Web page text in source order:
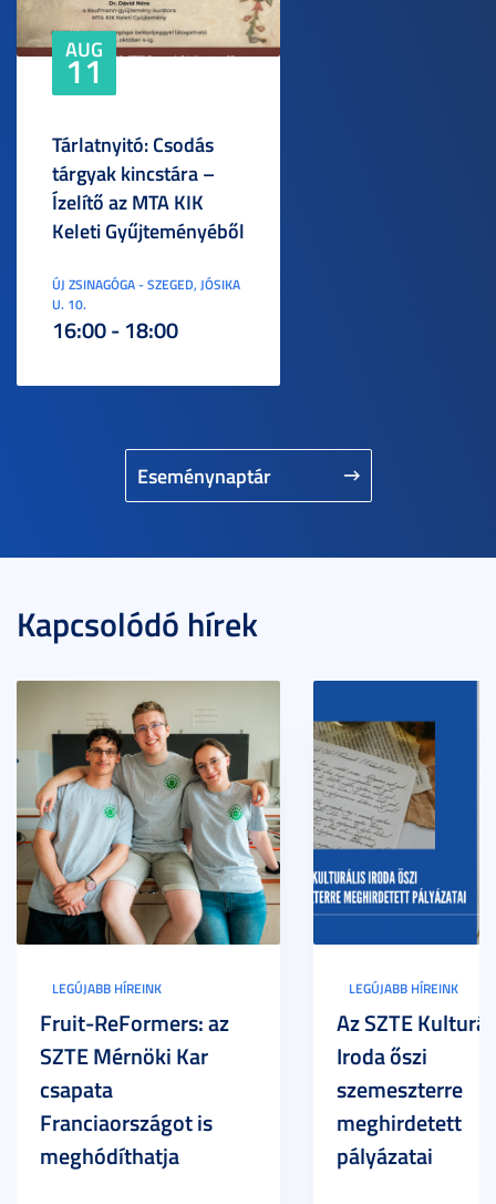
Eseménynaptár
AUG
11
Tárlatnyitó: Csodás
tárgyak kincstára –
Ízelítő az MTA KIK
Keleti Gyűjteményéből
ÚJ ZSINAGÓGA - SZEGED, JÓSIKA
U. 10.
16:00 - 18:00
Kapcsolódó hírek
LEGÚJABB HÍREINK
Fruit-ReFormers: az
SZTE Mérnöki Kar
csapata
Franciaországot is
meghódíthatja
LEGÚJABB HÍREINK
Az SZTE
Iroda őszi
szemeszterre
meghirdetett
pályázatai